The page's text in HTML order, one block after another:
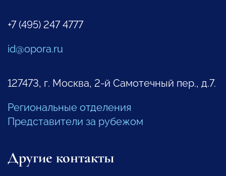
+7 (495) 247 4777
id@opora.ru
127473, г. Москва, 2-й Самотечный пер., д.7.
Региональные отделения
Представители за рубежом
Другие контакты